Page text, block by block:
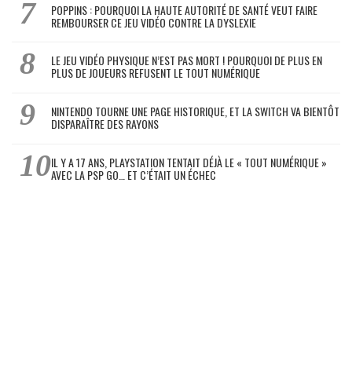
POPPINS : POURQUOI LA HAUTE AUTORITÉ DE SANTÉ VEUT FAIRE
REMBOURSER CE JEU VIDÉO CONTRE LA DYSLEXIE
LE JEU VIDÉO PHYSIQUE N’EST PAS MORT ! POURQUOI DE PLUS EN
PLUS DE JOUEURS REFUSENT LE TOUT NUMÉRIQUE
NINTENDO TOURNE UNE PAGE HISTORIQUE, ET LA SWITCH VA BIENTÔT
DISPARAÎTRE DES RAYONS
IL Y A 17 ANS, PLAYSTATION TENTAIT DÉJÀ LE « TOUT NUMÉRIQUE »
AVEC LA PSP GO… ET C’ÉTAIT UN ÉCHEC